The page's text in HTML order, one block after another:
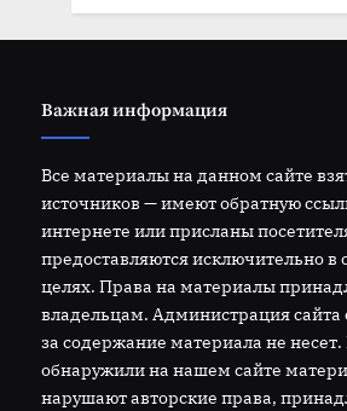
Важная информация
Все материалы на данном сайте
источников — имеют обратную
интернете или присланы
предоставляются исключительно
целях. Права на материалы
владельцам. Администрация сайта
за содержание материала не
обнаружили на нашем сайте
нарушают авторские права,